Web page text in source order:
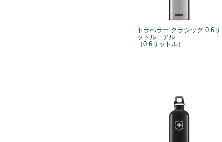
トラベラー クラシック 0.6リ
ットル アル
（0.6リットル）